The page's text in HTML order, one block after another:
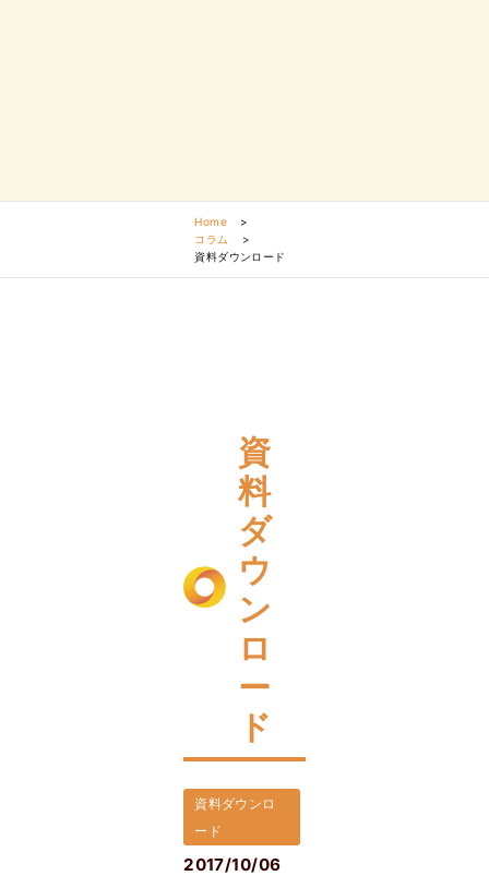
Home
>
コラム
>
資料ダウンロード
資
料
ダ
ウ
ン
ロ
ー
ド
資料ダウンロ
ード
2017/10/06